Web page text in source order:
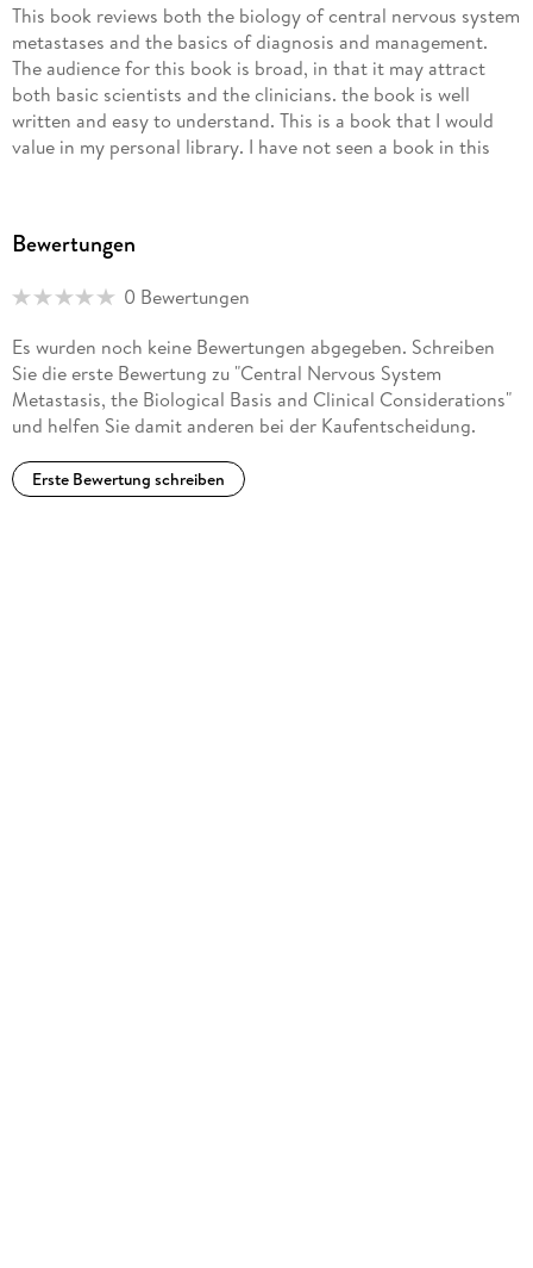
This book reviews both the biology of central nervous system
metastases and the basics of diagnosis and management.
The audience for this book is broad, in that it may attract
both basic scientists and the clinicians. the book is well
written and easy to understand. This is a book that I would
value in my personal library. I have not seen a book in this
Bewertungen
0 Bewertungen
Es wurden noch keine Bewertungen abgegeben. Schreiben
Sie die erste Bewertung zu "Central Nervous System
Metastasis, the Biological Basis and Clinical Considerations"
und helfen Sie damit anderen bei der Kaufentscheidung.
Erste Bewertung schreiben